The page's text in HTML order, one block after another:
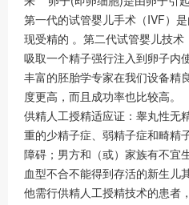
第一代的试管婴儿手术（IVF）
现受精的 。第二代试管婴儿技
吸取一个精子强行注入到卵子内
丰富的胚胎学专家在我们设备精
度更高，而且成功率也比较高。
供精人工授精适应证：睾丸性无
重的少精子症、弱精子症和畸精
障碍；男方和（或）家族有不宜
血型不合不能得到存活的新生儿
他需行供精人工授精技术的患者